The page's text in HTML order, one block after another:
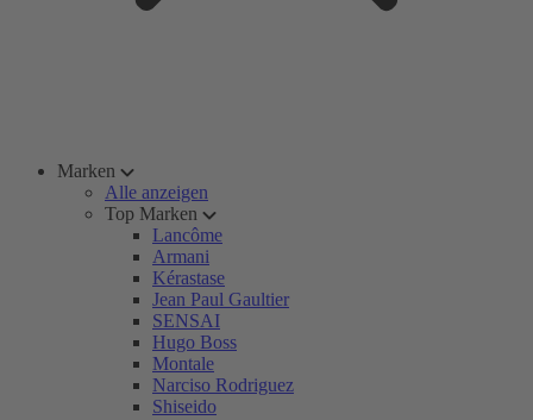
Marken
Alle anzeigen
Top Marken
Lancôme
Armani
Kérastase
Jean Paul Gaultier
SENSAI
Hugo Boss
Montale
Narciso Rodriguez
Shiseido